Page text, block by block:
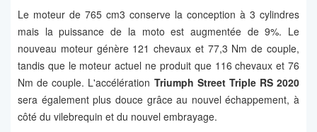
Le moteur de 765 cm3 conserve la conception à 3 cylindres
mais la puissance de la moto est augmentée de 9%. Le
nouveau moteur génère 121 chevaux et 77,3 Nm de couple,
tandis que le moteur actuel ne produit que 116 chevaux et 76
Nm de couple. L'accélération Triumph Street Triple RS 2020
sera également plus douce grâce au nouvel échappement, à
côté du vilebrequin et du nouvel embrayage.